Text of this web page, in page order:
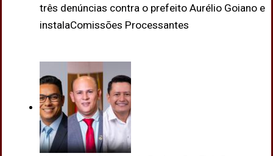
três denúncias contra o prefeito Aurélio Goiano e
instalaComissões Processantes